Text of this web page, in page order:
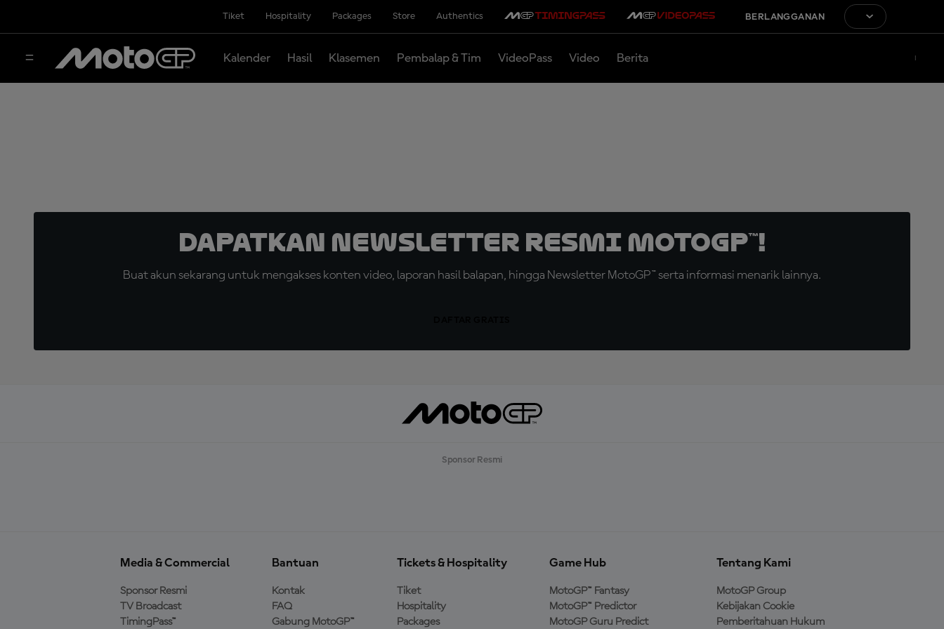
Tiket Hospitality Packages Store Authentics BERLANGGANAN
Kalender Hasil Klasemen Pembalap & Tim VideoPass Video Berita
Dapatkan Newsletter Resmi MotoGP™!
Buat akun sekarang untuk mengakses konten video, laporan hasil balapan, hingga Newsletter MotoGP™ serta informasi menarik lainnya.
Sponsor Resmi
Media & Commercial
Sponsor Resmi
TV Broadcast
TimingPass™
Bantuan
Kontak
FAQ
Gabung MotoGP™
Tickets & Hospitality
Tiket
Hospitality
Packages
Game Hub
MotoGP™ Fantasy
MotoGP™ Predictor
MotoGP Guru Predict
Tentang Kami
MotoGP Group
Kebijakan Cookie
Pemberitahuan Hukum